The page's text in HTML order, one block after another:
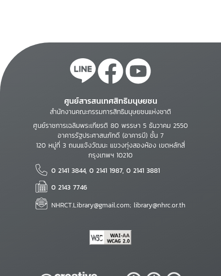
ศูนย์สารสนเทศสิทธิมนุษยชน
สำนักงานคณะกรรมการสิทธิมนุษยชนแห่งชาติ
ศูนย์ราชการเฉลิมพระเกียรติ 80 พรรษา 5 ธันวาคม 2550
อาคารรัฐประศาสนภักดี (อาคารบี) ชั้น 7
120 หมู่ที่ 3 ถนนแจ้งวัฒนะ แขวงทุ่งสองห้อง เขตหลักสี่
กรุงเทพฯ 10210
0 2141 3844, 0 2141 1987, 0 2141 3881
0 2143 7746
NHRCT.Library@gmail.com; library@nhrc.or.th